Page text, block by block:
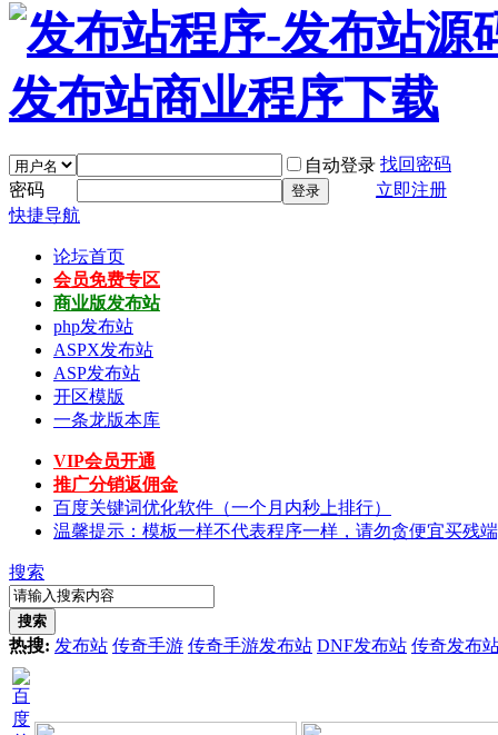
自动登录 找回密码
密码
登录
立即注册
快捷导航
论坛首页
会员免费专区
商业版发布站
php发布站
ASPX发布站
ASP发布站
开区模版
一条龙版本库
VIP会员开通
推广分销返佣金
百度关键词优化软件（一个月内秒上排行）
温馨提示：模板一样不代表程序一样，请勿贪便宜买残
搜索
搜索
热搜: 发布站 传奇手游 传奇手游发布站 DNF发布站 传奇发布